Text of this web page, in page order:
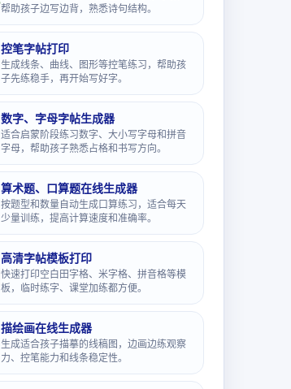
帮助孩子边写边背，熟悉诗句结构。
控笔字帖打印
生成线条、曲线、图形等控笔练习，帮助孩
子先练稳手，再开始写好字。
数字、字母字帖生成器
适合启蒙阶段练习数字、大小写字母和拼音
字母，帮助孩子熟悉占格和书写方向。
算术题、口算题在线生成器
按题型和数量自动生成口算练习，适合每天
少量训练，提高计算速度和准确率。
高清字帖模板打印
快速打印空白田字格、米字格、拼音格等模
板，临时练字、课堂加练都方便。
描绘画在线生成器
生成适合孩子描摹的线稿图，边画边练观察
力、控笔能力和线条稳定性。